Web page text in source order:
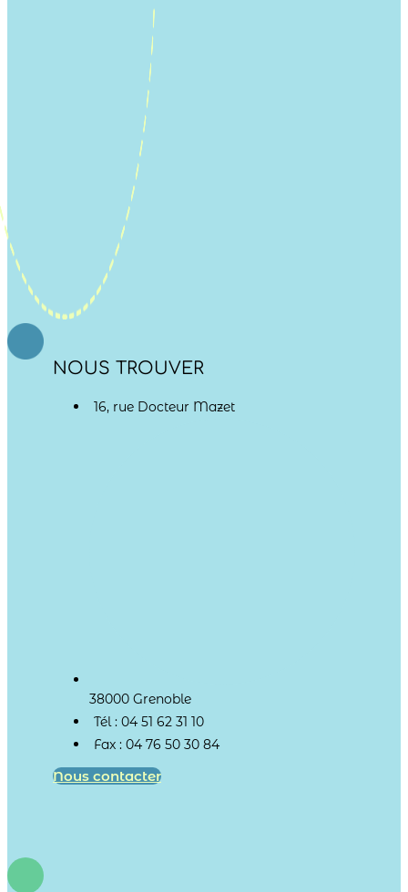
NOUS TROUVER
16, rue Docteur Mazet
38000 Grenoble
Tél : 04 51 62 31 10
Fax : 04 76 50 30 84
Nous contacter